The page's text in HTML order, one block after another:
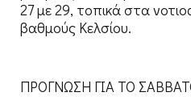
27 με 29, τοπικά στα
βαθμούς Κελσίου.
ΠΡΟΓΝΩΣΗ ΓΙΑ ΤΟ